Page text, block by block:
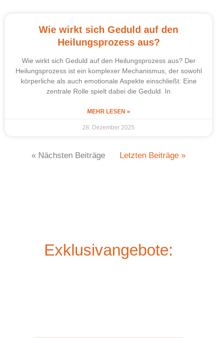
Wie wirkt sich Geduld auf den
Heilungsprozess aus?
Wie wirkt sich Geduld auf den Heilungsprozess aus? Der
Heilungsprozess ist ein komplexer Mechanismus, der sowohl
körperliche als auch emotionale Aspekte einschließt. Eine
zentrale Rolle spielt dabei die Geduld. In
MEHR LESEN »
28. Dezember 2025
« Nächsten Beiträge Letzten Beiträge »
Exklusivangebote: